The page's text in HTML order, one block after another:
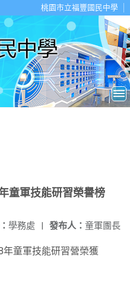
桃園市立福豐國民中學
童軍技能研習榮譽榜
發布人： 童軍團長
學務處 |
童軍技能研習營榮獲